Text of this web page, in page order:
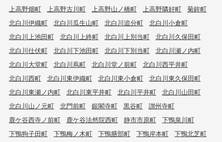
上高野畑町
上高野古川町 上高野山ノ橋町 上高野隣好町
菊鉾町
北白川伊織町
北白川瓜生山町 北白川追分町
北白川小倉町
北白川上池田町
北白川上終町 北白川上別当町
北白川久保田町
北白川仕伏町
北白川下池田町 北白川下別当町
北白川瀬ノ内町
北白川大堂町
北白川蔦町 北白川堂ノ前町
北白川西平井町
北白川西町
北白川東伊織町 北白川東小倉町
北白川東久保田町
北白川東瀬ノ内町
北白川東平井町 北白川平井町
北白川山田町
北白川山ノ元町
北門前町 銀閣寺町 黒谷町
讃州寺町
鹿ケ谷西寺ノ前町
鹿ケ谷法然院西町 静市市原町
下鴨泉川町
下鴨狗子田町
下鴨梅ノ木町 下鴨膳部町 下鴨岸本町
下鴨北芝町